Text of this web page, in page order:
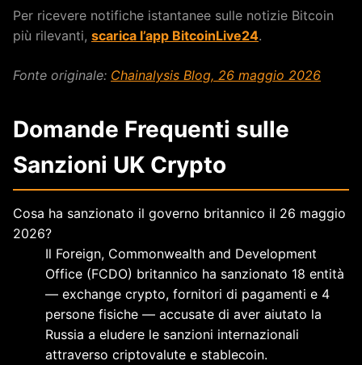
Per ricevere notifiche istantanee sulle notizie Bitcoin
più rilevanti, scarica l’app BitcoinLive24.
Fonte originale: Chainalysis Blog, 26 maggio 2026
Domande Frequenti sulle
Sanzioni UK Crypto
Cosa ha sanzionato il governo britannico il 26 maggio
2026?
Il Foreign, Commonwealth and Development
Office (FCDO) britannico ha sanzionato 18 entità
— exchange crypto, fornitori di pagamenti e 4
persone fisiche — accusate di aver aiutato la
Russia a eludere le sanzioni internazionali
attraverso criptovalute e stablecoin.